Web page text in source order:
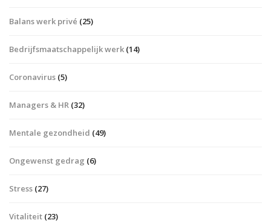
Balans werk privé (25)
Bedrijfsmaatschappelijk werk (14)
Coronavirus (5)
Managers & HR (32)
Mentale gezondheid (49)
Ongewenst gedrag (6)
Stress (27)
Vitaliteit (23)